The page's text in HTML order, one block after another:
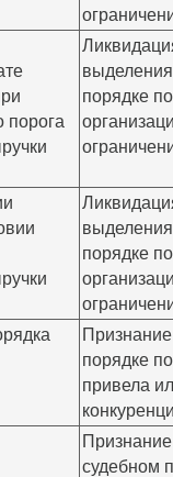
порога
порядке
порядке
порядке
привела
судебном